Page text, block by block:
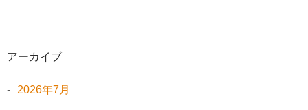
アーカイブ
2026年7月